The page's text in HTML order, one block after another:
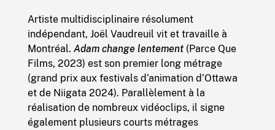
Artiste multidisciplinaire résolument
indépendant, Joël Vaudreuil vit et travaille à
Montréal. Adam change lentement(Parce Que
Films, 2023) est son premier long métrage
(grand prix aux festivals d’animation d’Ottawa
et de Niigata 2024). Parallèlement à la
réalisation de nombreux vidéoclips, il signe
également plusieurs courts métrages